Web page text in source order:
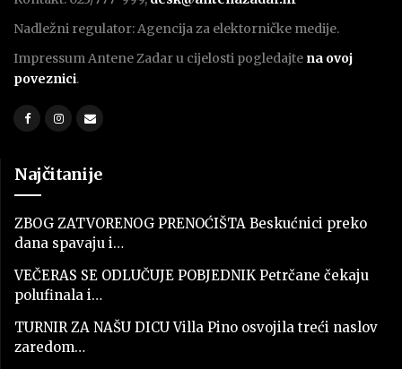
Nadležni regulator: Agencija za elektorničke medije.
Impressum Antene Zadar u cijelosti pogledajte na ovoj
poveznici.
Najčitanije
ZBOG ZATVORENOG PRENOĆIŠTA Beskućnici preko
dana spavaju i…
VEČERAS SE ODLUČUJE POBJEDNIK Petrčane čekaju
polufinala i…
TURNIR ZA NAŠU DICU Villa Pino osvojila treći naslov
zaredom…